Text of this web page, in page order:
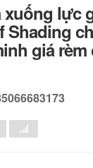
xuống lực
Shading
giá rèm